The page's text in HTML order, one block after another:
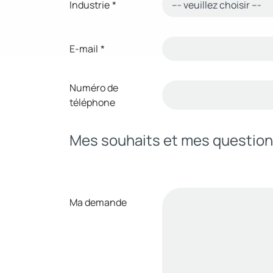
Industrie*
E-mail *
Numéro de
téléphone
Mes souhaits et mes
Ma demande